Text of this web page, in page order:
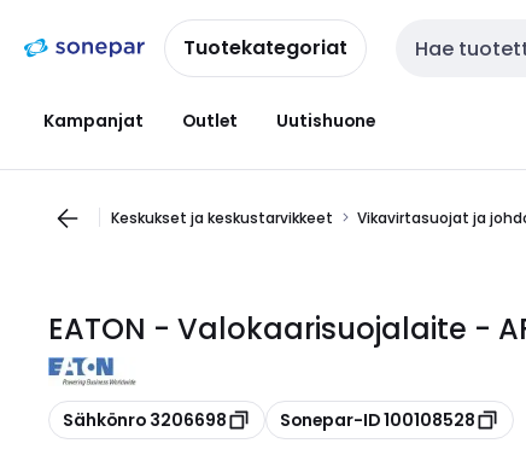
navigointiinsisältöönTuotekategoriat Haku
Kampanjat Outlet Uutishuone
Keskukset ja keskustarvikkeet Vikavirtasuojat ja
EATON - Valokaarisuojalaite -
Kopioi
Sähkönro 3206698 Kopioi
Sonepar-ID 100108528